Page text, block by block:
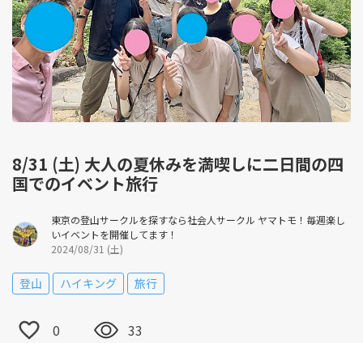
8/31 (土) 大人の夏休みを満喫しに二日間の四
国でのイベント旅行
東京の登山サークルを探すなら社会人サークル ヤマトモ！毎週楽し
いイベントを開催してます！
2024/08/31 (土)
登山 ハイキング 旅行
0 33